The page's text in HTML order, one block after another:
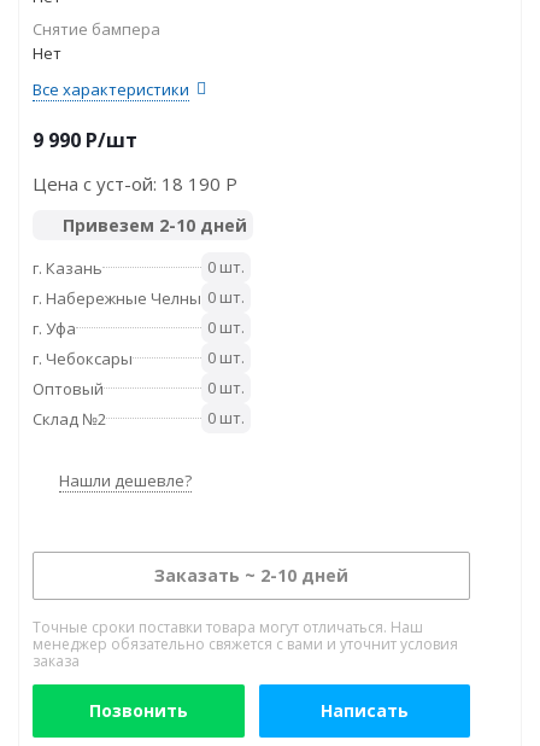
Снятие бампера
Нет
Все характеристики
9 990 P/шт
Цена с уст-ой: 18 190 P
Привезем 2-10 дней
г. Казань
0 шт.
г. Набережные Челны 0 шт.
г. Уфа
0 шт.
г. Чебоксары
0 шт.
Оптовый
0 шт.
Склад №2
0 шт.
Нашли дешевле?
Заказать ~ 2-10 дней
Точные сроки поставки товара могут отличаться. Наш
менеджер обязательно свяжется с вами и уточнит условия
заказа
Позвонить Написать